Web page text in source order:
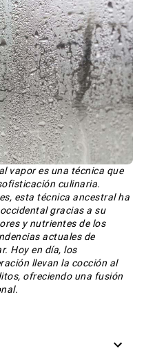
vapor es una técnica que
culinaria.
esta técnica ancestral ha
gracias a su
y nutrientes de los
actuales de
Hoy en día, los
llevan la cocción al
ofreciendo una fusión